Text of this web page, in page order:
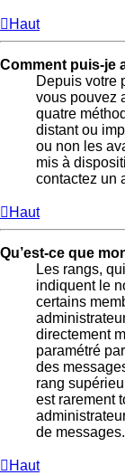
Haut
Comment puis-je
Depuis votre
vous pouvez
quatre
distant ou
ou non les
mis à
contactez un
Haut
Qu’est-ce que
Les rangs,
indiquent le
certains
directement
paramétré
des
rang
est rarement
de messages.
Haut